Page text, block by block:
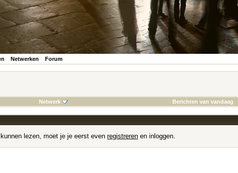
Netwerken Forum
Netwerk Berichten van vandaag
lezen, moet je je eerst even registreren en inloggen.